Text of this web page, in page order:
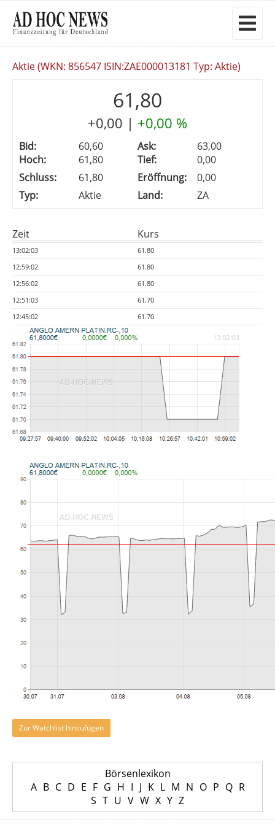
Aktie (WKN: 856547 ISIN:ZAE000013181 Typ: Aktie)
61,80
+0,00 | +0,00 %
Bid: 60,60 Ask:
63,00
Hoch:
61,80 Tief:
0,00
Schluss:
61,80 Eröffnung:
0,00
Typ:
Aktie Land: ZA
Zeit Kurs
13:02:03
61.80
12:59:02
61.80
12:56:02
61.80
12:51:03
61.70
12:45:02
61.70
Zur Watchlist hinzufügen
Börsenlexikon
A B C D E F G H I J K L M N O P Q R
S T U V W X Y Z